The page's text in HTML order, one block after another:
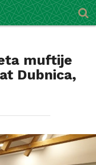
muftije
Dubnica,